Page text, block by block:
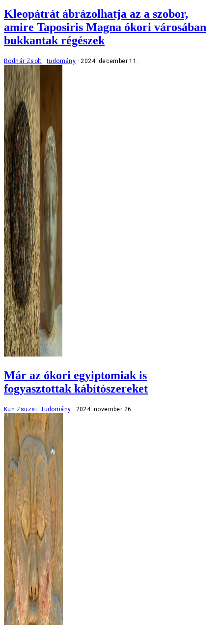
Kleopátrát ábrázolhatja az a szobor,
amire Taposiris Magna ókori városában
bukkantak régészek
Bodnár Zsolt tudomány 2024. december 11.
Már az ókori egyiptomiak is
fogyasztottak kábítószereket
Kun Zsuzsi tudomány 2024. november 26.